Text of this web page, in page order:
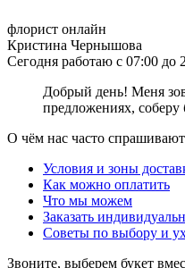
флорист онлайн
Кристина Чернышова
Сегодня работаю с 07:00 до
Добрый день! Меня
предложениях,
О чём нас часто спрашивают
Условия и зоны
Как можно оплатить
Что мы можем
Заказать
Советы по выбору и
Звоните, выберем букет
Первое свидание – это
искреннюю улыбку.
роз расскажет о том, как
поставить вашу спутницу в
Цветы – это универсальный
какое количество роз
себя! 1 цветок — символ
привлечь неприятности.